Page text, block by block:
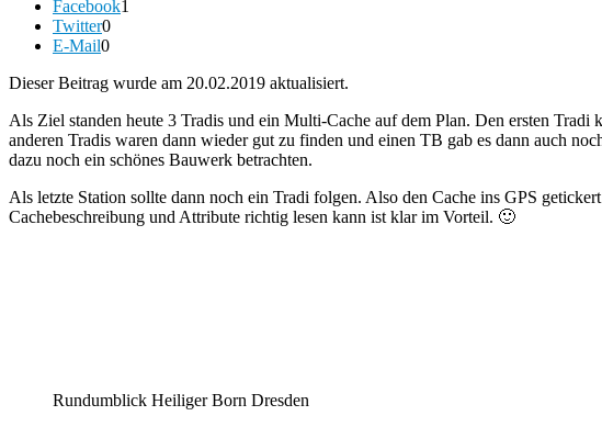
Facebook1
Twitter0
E-Mail0
Dieser Beitrag wurde am 20.02.2019 aktualisiert.
Als Ziel standen heute 3 Tradis und ein Multi-Cache auf dem Plan. Den ersten
anderen Tradis waren dann wieder gut zu finden und einen TB gab es dann auch
dazu noch ein schönes Bauwerk betrachten.
Als letzte Station sollte dann noch ein Tradi folgen. Also den Cache ins GPS
Cachebeschreibung und Attribute richtig lesen kann ist klar im Vorteil. 🙂
Rundumblick Heiliger Born Dresden